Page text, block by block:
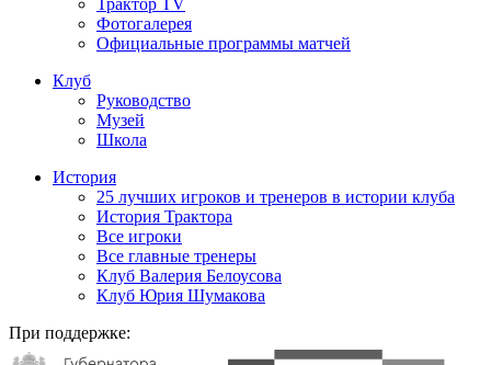
Фотогалерея
Официальные программы матчей
Клуб
Руководство
Музей
Школа
История
25 лучших игроков и тренеров в истории клуба
История Трактора
Все игроки
Все главные тренеры
Клуб Валерия Белоусова
Клуб Юрия Шумакова
При поддержке: